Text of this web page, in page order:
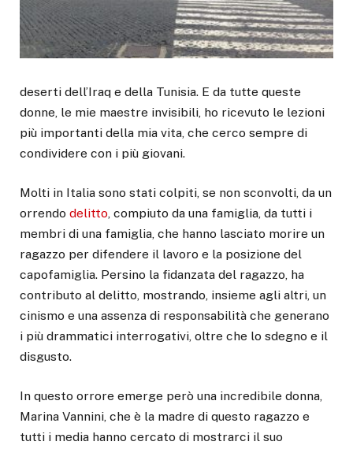
deserti dell’Iraq e della Tunisia. E da tutte queste
donne, le mie maestre invisibili, ho ricevuto le lezioni
più importanti della mia vita, che cerco sempre di
condividere con i più giovani.
Molti in Italia sono stati colpiti, se non sconvolti, da un
orrendo delitto, compiuto da una famiglia, da tutti i
membri di una famiglia, che hanno lasciato morire un
ragazzo per difendere il lavoro e la posizione del
capofamiglia. Persino la fidanzata del ragazzo, ha
contributo al delitto, mostrando, insieme agli altri, un
cinismo e una assenza di responsabilità che generano
i più drammatici interrogativi, oltre che lo sdegno e il
disgusto.
In questo orrore emerge però una incredibile donna,
Marina Vannini, che è la madre di questo ragazzo e
tutti i media hanno cercato di mostrarci il suo